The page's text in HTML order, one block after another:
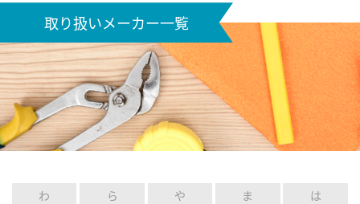
2024/07/16 【お知らせ】2024夏季休業お知らせ
2023/10/21 【お知らせ】メーカー倉庫への直接お引き取りに関しまして
【お知らせ】ゴールデンウィーク休業のお知らせ
2025/12/25 【お知らせ】2025～2026年年末年始休暇期間・ご注文に関しまして
取り扱いメーカー一覧
わ ら や ま
は